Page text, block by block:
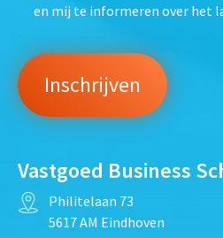
en mij te informeren over het
Vastgoed Business
Philitelaan 73
5617 AM Eindhoven